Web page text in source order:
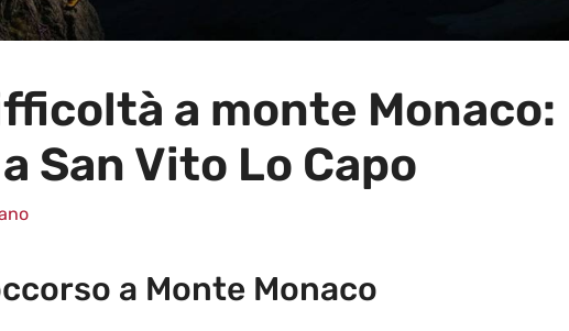
a monte Monaco:
San Vito Lo Capo
a Monte Monaco